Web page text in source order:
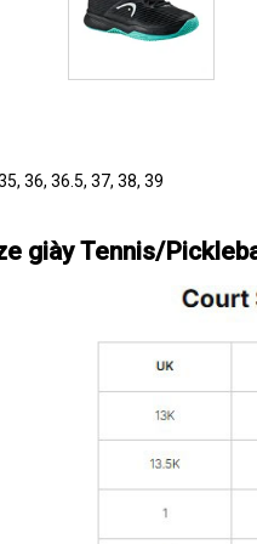
36, 36.5, 37, 38, 39
giày Tennis/